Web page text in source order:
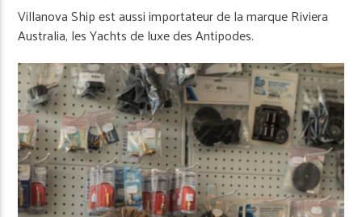
Villanova Ship est aussi importateur de la marque Riviera
Australia, les Yachts de luxe des Antipodes.